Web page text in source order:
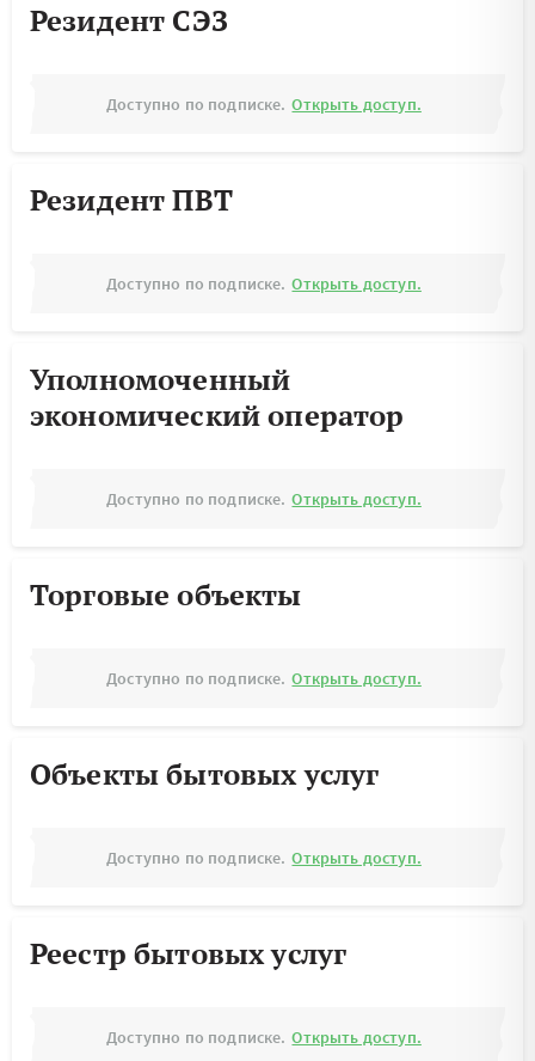
Резидент СЭЗ
Доступно по подписке. Открыть доступ.
Резидент ПВТ
Доступно по подписке. Открыть доступ.
Уполномоченный
экономический оператор
Доступно по подписке. Открыть доступ.
Торговые объекты
Доступно по подписке. Открыть доступ.
Объекты бытовых услуг
Доступно по подписке. Открыть доступ.
Реестр бытовых услуг
Доступно по подписке. Открыть доступ.